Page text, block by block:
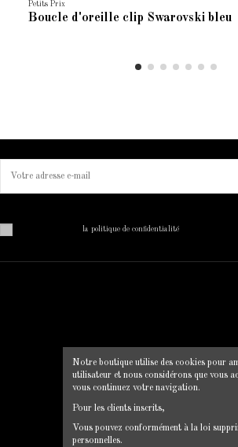
Petits Prix
Boucle d'oreille clip Swarovski bleu
la politique de confidentialité
Politique de confidentialité
Clip Chic
12 rue
Notre boutique utilise des cookies pour
utilisateur et nous considérons que vous
vous continuez votre navigation.
Pour les clients inscrits,
Vous pouvez conformément à la loi
personnelles.